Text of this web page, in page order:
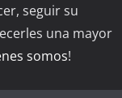
seguir su
una mayor
somos!